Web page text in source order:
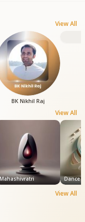
View All
BK Nikhil Raj
View All
Mahashivratri Dance
View All